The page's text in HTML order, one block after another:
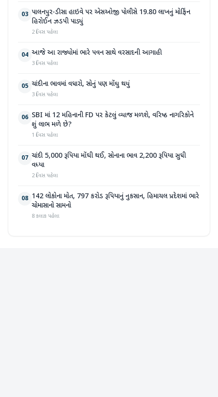
03 પાલનપુર-ડીસા હાઇવે પર એસઓજી પોલીસે 19.80 લાખનું મોર્ફિન
હિરોઈન ઝડપી પાડ્યું
2 દિવસ પહેલા
04 આજે આ રાજ્યોમાં ભારે પવન સાથે વરસાદની આગાહી
3 દિવસ પહેલા
05 ચાંદીના ભાવમાં વધારો, સોનું પણ મોંઘુ થયું
3 દિવસ પહેલા
06 SBI માં 12 મહિનાની FD પર કેટલું વ્યાજ મળશે, વરિષ્ઠ નાગરિકોને
શું લાભ મળે છે?
1 દિવસ પહેલા
07 ચાંદી 5,000 રૂપિયા મોંઘી થઈ, સોનાના ભાવ 2,200 રૂપિયા સુધી
વધ્યા
2 દિવસ પહેલા
08 142 લોકોના મોત, 797 કરોડ રૂપિયાનું નુકસાન, હિમાચલ પ્રદેશમાં ભારે
ચોમાસાનો સામનો
8 કલાક પહેલા